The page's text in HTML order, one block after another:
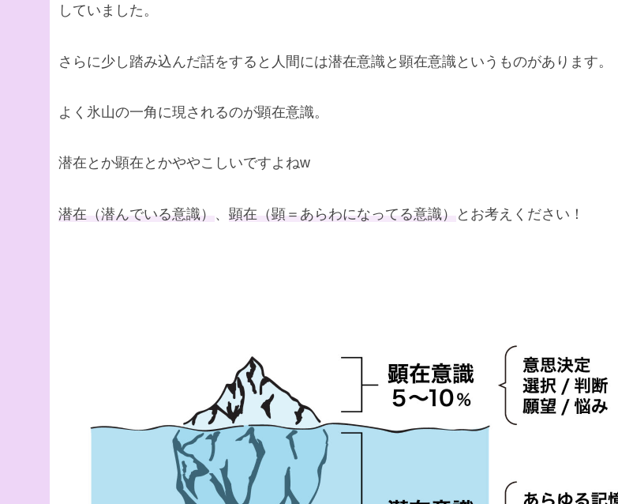
していました。
さらに少し踏み込んだ話をすると人間には潜在意識と顕在意識というものがあります。
よく氷山の一角に現されるのが顕在意識。
潜在とか顕在とかややこしいですよねw
潜在（潜んでいる意識） 、 顕在（顕＝あらわになってる意識） とお考えください！